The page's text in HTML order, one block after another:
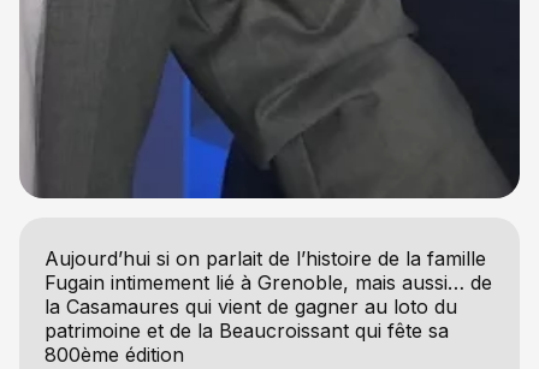
Aujourd’hui si on parlait de l’histoire de la famille
Fugain intimement lié à Grenoble, mais aussi… de
la Casamaures qui vient de gagner au loto du
patrimoine et de la Beaucroissant qui fête sa
800ème édition